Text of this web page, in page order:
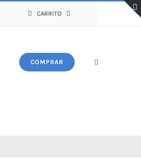
CARRITO
COMPRAR